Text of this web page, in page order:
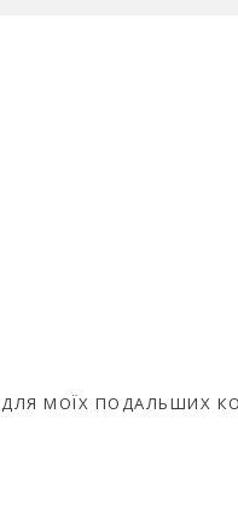
ДЛЯ МОЇХ ПОДАЛЬШИХ